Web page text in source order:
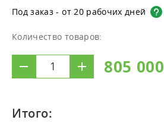
Под заказ - от 20 рабочих дней
Количество товаров:
805 000
Итого: